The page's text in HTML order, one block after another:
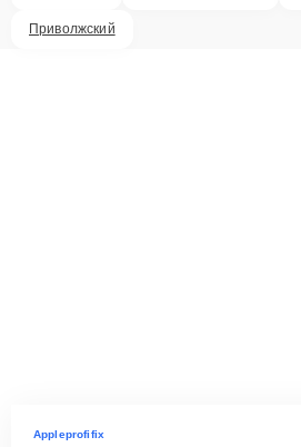
Приволжский
Appleprofifix